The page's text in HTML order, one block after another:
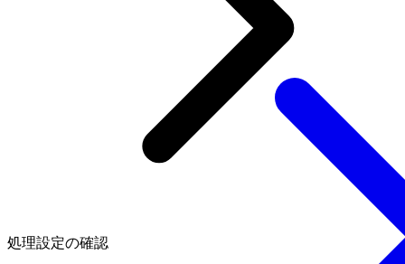
処理設定の確認